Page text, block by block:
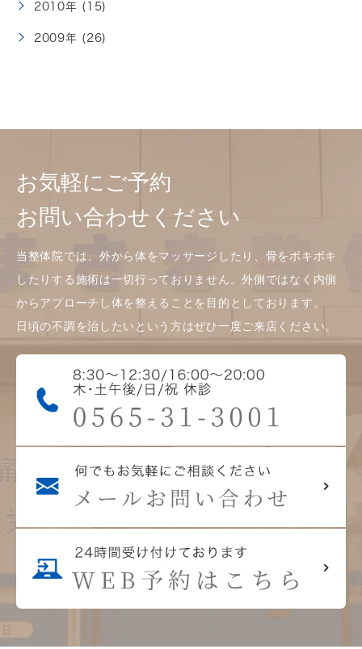
2010年 (15)
2009年 (26)
お気軽にご予約
お問い合わせください
当整体院では、外から体をマッサージしたり、骨をボキボキ
したりする施術は一切行っておりません。外側ではなく内側
からアプローチし体を整えることを目的としております。
日頃の不調を治したいという方はぜひ一度ご来店ください。